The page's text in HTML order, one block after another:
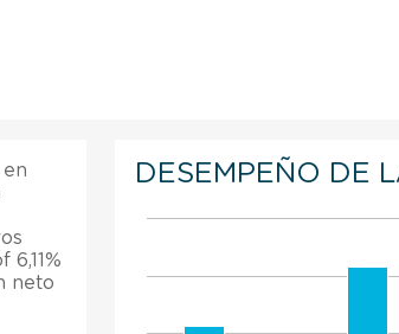
neto
DESEMPEÑO DE